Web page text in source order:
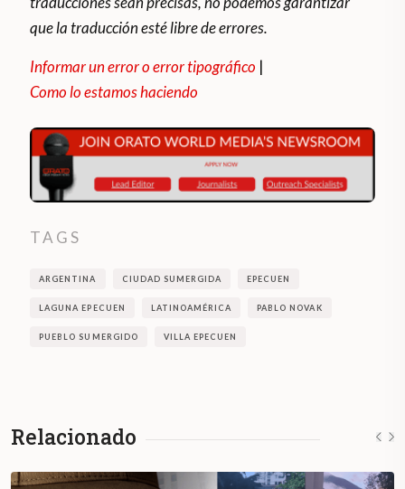
que la traducción esté libre de errores.
Informar un error o error tipográfico |
Como lo estamos haciendo
TAGS
ARGENTINA CIUDAD SUMERGIDA EPECUEN
LAGUNA EPECUEN LATINOAMÉRICA PABLO NOVAK
PUEBLO SUMERGIDO VILLA EPECUEN
Relacionado